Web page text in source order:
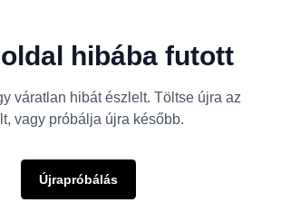
hibába futott
váratlan hibát észlelt. Töltse újra az
vagy próbálja újra később.
Újrapróbálás